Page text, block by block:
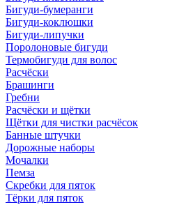
Бигуди-бумеранги
Бигуди-коклюшки
Бигуди-липучки
Поролоновые бигуди
Термобигуди для волос
Расчёски
Брашинги
Гребни
Расчёски и щётки
Щётки для чистки расчёсок
Банные штучки
Дорожные наборы
Мочалки
Пемза
Скребки для пяток
Тёрки для пяток